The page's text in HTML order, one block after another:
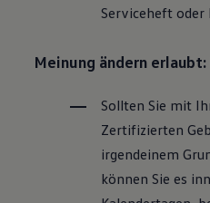
Magazin
Familie
Volkswagen R
Pannen- und
Volkswagen
Serviceheft oder
Meinung ändern
Sollten Sie mit
Zertifizierten
irgendeinem
können Sie es